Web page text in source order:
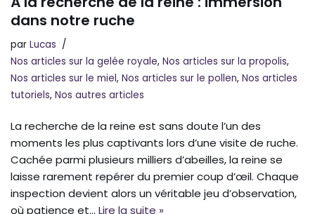
dans notre ruche
par Lucas
Nos articles sur la gelée royale, Nos articles sur la propolis,
Nos articles sur le miel, Nos articles sur le pollen, Nos articles
tutoriels, Nos autres articles
La recherche de la reine est sans doute l’un des
moments les plus captivants lors d’une visite de ruche.
Cachée parmi plusieurs milliers d’abeilles, la reine se
laisse rarement repérer du premier coup d’œil. Chaque
inspection devient alors un véritable jeu d’observation,
où patience et… Lire la suite »